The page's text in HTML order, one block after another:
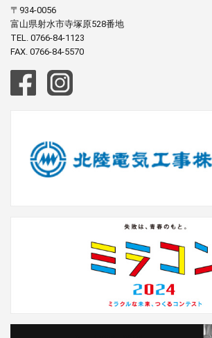
〒934-0056
富山県射水市寺塚原528番地
TEL. 0766-84-1123
FAX. 0766-84-5570